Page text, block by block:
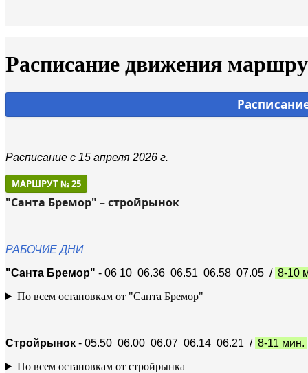
Расписание движения
Расписание с 15 апреля 2026 г.
МАРШРУТ № 25
"Санта Бремор" – стройрынок
РАБОЧИЕ ДНИ
"Санта Бремор" - 06 10 06.36 06.51 06.58 07.05 / 8-10
По всем остановкам от "Санта Бремор"
Стройрынок - 05.50 06.00 06.07 06.14 06.21 / 8-11 мин.
По всем остановкам от стройрынка